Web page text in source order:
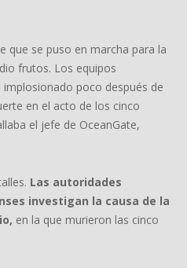
que se puso en marcha para la
frutos. Los equipos
poco después de
en el acto de los cinco
el jefe de OceanGate,
Las autoridades
investigan la causa de la
en la que murieron las cinco